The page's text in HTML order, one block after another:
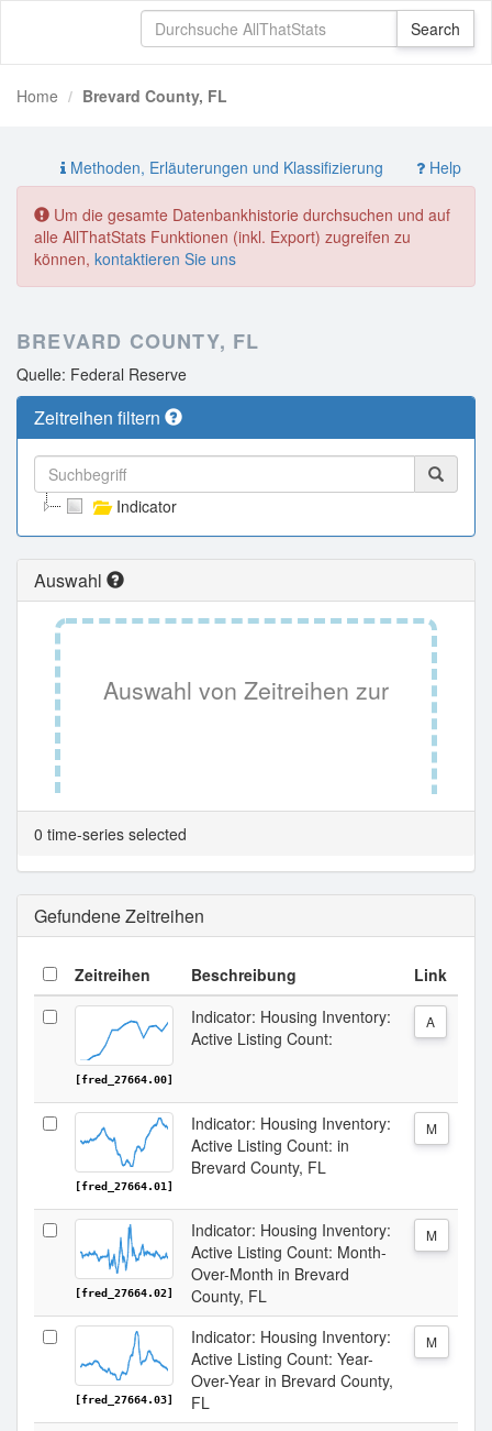
Home Brevard County, FL
Methoden, Erläuterungen und Klassifizierung Help
Um die gesamte Datenbankhistorie durchsuchen und auf
alle AllThatStats Funktionen (inkl. Export) zugreifen zu
können, kontaktieren Sie uns
BREVARD COUNTY, FL
Quelle: Federal Reserve
Zeitreihen filtern
Indicator
Auswahl
Auswahl von Zeitreihen zur
Tabellenansicht.
0 time-series selected
Gefundene Zeitreihen
Zeitreihen Beschreibung Link
[fred_27664.00]
Indicator: Housing Inventory:
Active Listing Count:
A
[fred_27664.01]
Indicator: Housing Inventory:
Active Listing Count: in
Brevard County, FL
M
[fred_27664.02]
Indicator: Housing Inventory:
Active Listing Count: Month-
Over-Month in Brevard
County, FL
M
[fred_27664.03]
Indicator: Housing Inventory:
Active Listing Count: Year-
Over-Year in Brevard County,
FL
M